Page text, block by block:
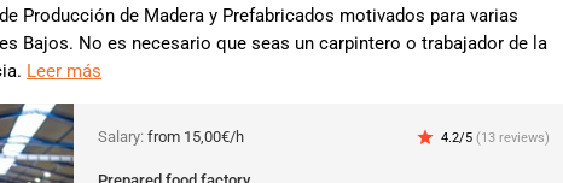
Producción de Madera y Prefabricados motivados para varias
Bajos. No es necesario que seas un carpintero o trabajador de la
Leer más
Salary: from 15,00€/h star 4.2/5 (13 reviews)